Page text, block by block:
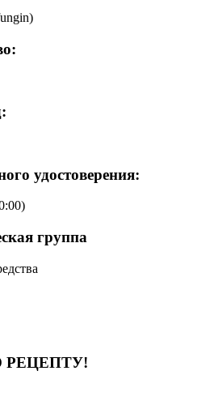
удостоверения:
группа
РЕЦЕПТУ!